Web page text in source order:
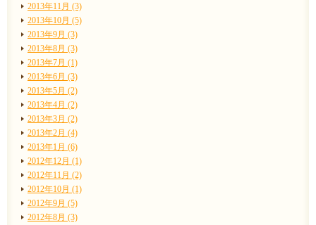
2013年11月 (3)
2013年10月 (5)
2013年9月 (3)
2013年8月 (3)
2013年7月 (1)
2013年6月 (3)
2013年5月 (2)
2013年4月 (2)
2013年3月 (2)
2013年2月 (4)
2013年1月 (6)
2012年12月 (1)
2012年11月 (2)
2012年10月 (1)
2012年9月 (5)
2012年8月 (3)